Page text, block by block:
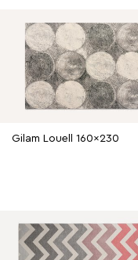
Gilam Louell 160x230